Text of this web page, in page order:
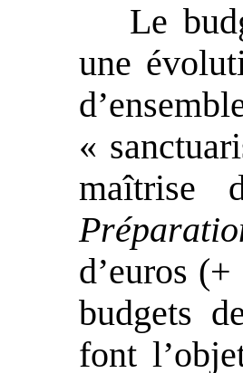
Le
une
«
maîtrise
d’euros
budgets
font